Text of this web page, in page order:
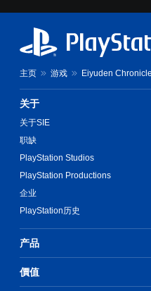
主页 游戏 Eiyuden
关于
关于SIE
职缺
PlayStation Studios
PlayStation Productions
企业
PlayStation历史
产品
價值